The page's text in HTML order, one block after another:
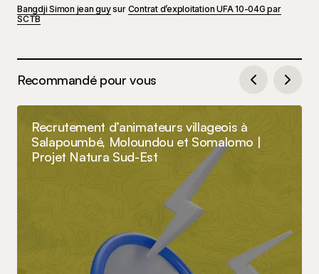
Bangdji Simon jean guysur Contrat d’exploitation UFA 10-04G par
SCTB
Recommandé pour vous
Recrutement d’animateurs villageois à
Salapoumbé, Moloundou et Somalomo |
Projet Natura Sud-Est